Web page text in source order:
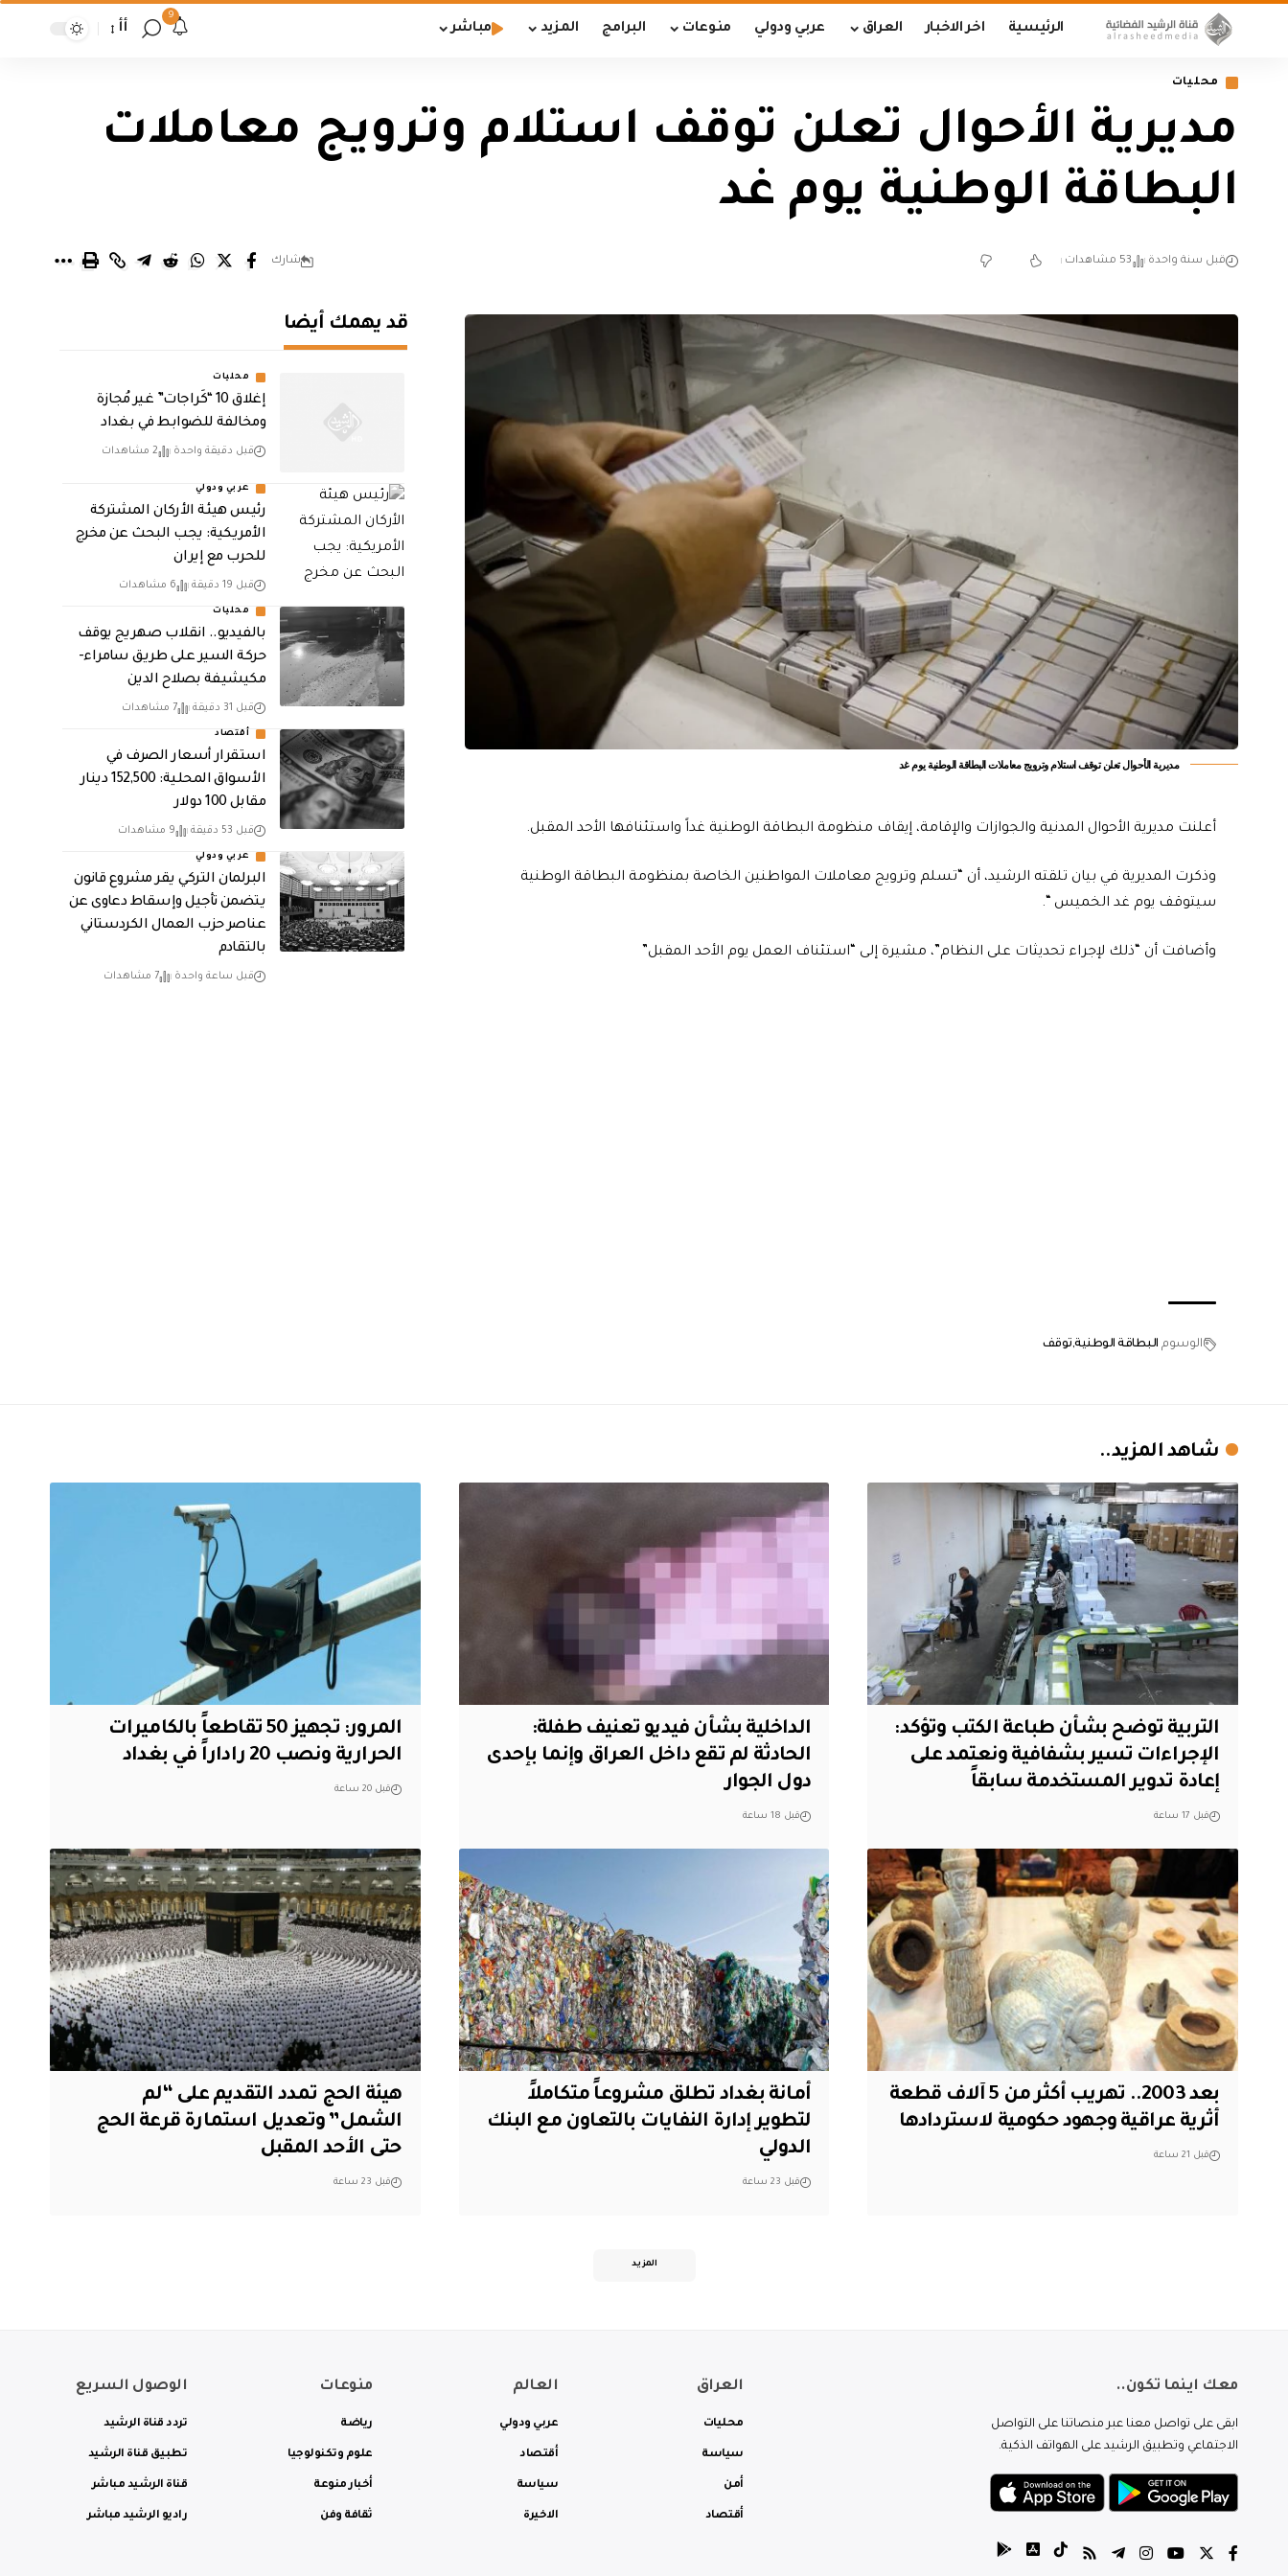
الرئيسية اخر الاخبار العراق عربي ودولي منوعات البرامج المزيد مباشر
9
أأ
محليات
مديرية الأحوال تعلن توقف استلام وترويج معاملات
البطاقة الوطنية يوم غد
قبل سنة واحدة 53 مشاهدات شارك
مديرية الأحوال تعلن توقف استلام وترويج معاملات البطاقة الوطنية يوم غد
أعلنت مديرية الأحوال المدنية والجوازات والإقامة، إيقاف منظومة البطاقة الوطنية غداً واستئنافها الأحد المقبل.
وذكرت المديرية في بيان تلقته الرشيد، أن “تسلم وترويج معاملات المواطنين الخاصة بمنظومة البطاقة الوطنية
سيتوقف يوم غد الخميس “.
وأضافت أن “ذلك لإجراء تحديثات على النظام”، مشيرة إلى “استئناف العمل يوم الأحد المقبل”
الوسوم البطاقة الوطنية توقف
قد يهمك أيضا
محليات
إغلاق 10 “كَراجات” غير مُجازة
ومخالفة للضوابط في بغداد
قبل دقيقة واحدة 2 مشاهدات
عربي ودولي
رئيس هيئة الأركان المشتركة
الأمريكية: يجب البحث عن مخرج
للحرب مع إيران
قبل 19 دقيقة 6 مشاهدات
محليات
بالفيديو.. انقلاب صهريج يوقف
حركة السير على طريق سامراء-
مكيشيفة بصلاح الدين
قبل 31 دقيقة 7 مشاهدات
أقتصاد
استقرار أسعار الصرف في
الأسواق المحلية: 152,500 دينار
مقابل 100 دولار
قبل 53 دقيقة 9 مشاهدات
عربي ودولي
البرلمان التركي يقر مشروع قانون
يتضمن تأجيل وإسقاط دعاوى عن
عناصر حزب العمال الكردستاني
بالتقادم
قبل ساعة واحدة 7 مشاهدات
شاهد المزيد..
التربية توضح بشأن طباعة الكتب وتؤكد:
الإجراءات تسير بشفافية ونعتمد على
إعادة تدوير المستخدمة سابقاً
قبل 17 ساعة
الداخلية بشأن فيديو تعنيف طفلة:
الحادثة لم تقع داخل العراق وإنما بإحدى
دول الجوار
قبل 18 ساعة
المرور: تجهيز 50 تقاطعاً بالكاميرات
الحرارية ونصب 20 راداراً في بغداد
قبل 20 ساعة
بعد 2003.. تهريب أكثر من 5 آلاف قطعة
أثرية عراقية وجهود حكومية لاستردادها
قبل 21 ساعة
أمانة بغداد تطلق مشروعاً متكاملاً
لتطوير إدارة النفايات بالتعاون مع البنك
الدولي
قبل 23 ساعة
هيئة الحج تمدد التقديم على “لم
الشمل” وتعديل استمارة قرعة الحج
حتى الأحد المقبل
قبل 23 ساعة
المزيد
معك اينما تكون..
ابقى على تواصل معنا عبر منصاتنا على التواصل
الاجتماعي وتطبيق الرشيد على الهواتف الذكية.
العراق
محليات
سياسة
أمن
أقتصاد
العالم
عربي ودولي
أقتصاد
سياسة
الاخيرة
منوعات
رياضة
علوم وتكنولوجيا
أخبار منوعة
ثقافة وفن
الوصول السريع
تردد قناة الرشيد
تطبيق قناة الرشيد
قناة الرشيد مباشر
راديو الرشيد مباشر